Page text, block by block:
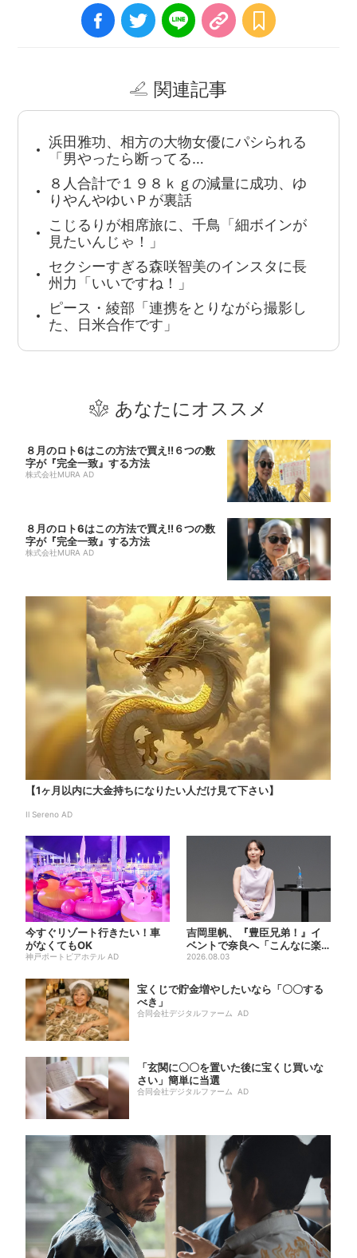
関連記事
浜田雅功、相方の大物女優にパシられる
「男やったら断ってる…
８人合計で１９８ｋｇの減量に成功、ゆ
りやんやゆいＰが裏話
こじるりが相席旅に、千鳥「細ボインが
見たいんじゃ！」
セクシーすぎる森咲智美のインスタに長
州力「いいですね！」
ピース・綾部「連携をとりながら撮影し
た、日米合作です」
あなたにオススメ
８月のロト6はこの方法で買え!!６つの数
字が『完全一致』する方法
株式会社MURA AD
８月のロト6はこの方法で買え!!６つの数
字が『完全一致』する方法
株式会社MURA AD
【1ヶ月以内に大金持ちになりたい人だけ見て下さい】
Il Sereno AD
今すぐリゾート行きたい！車
がなくてもOK
神戸ポートピアホテル AD
吉岡里帆、『豊臣兄弟！』イ
ベントで奈良へ「こんなに楽
しんでもらえてうれしい」
2026.08.03
宝くじで貯金増やしたいなら「〇〇する
べき」
合同会社デジタルファーム AD
「玄関に〇〇を置いた後に宝くじ買いな
さい」簡単に当選
合同会社デジタルファーム AD